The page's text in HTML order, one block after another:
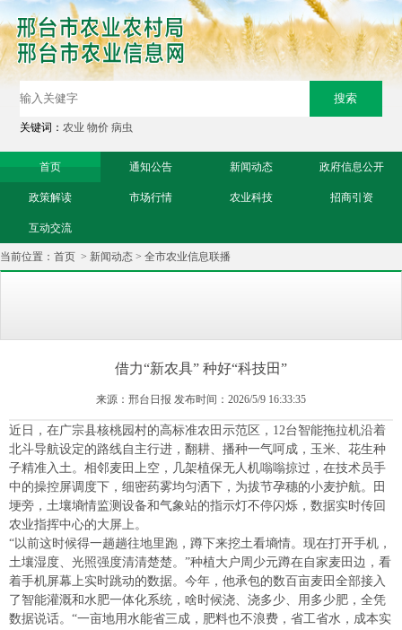
关键词：农业 物价 病虫
首页 通知公告 新闻动态 政府信息公开
政策解读 市场行情 农业科技 招商引资
互动交流
当前位置： 首页 > 新闻动态 > 全市农业信息联播
借力“新农具” 种好“科技田”
来源：邢台日报 发布时间：2026/5/9 16:33:35
近日，在广宗县核桃园村的高标准农田示范区，12台智能拖拉机沿着
北斗导航设定的路线自主行进，翻耕、播种一气呵成，玉米、花生种
子精准入土。相邻麦田上空，几架植保无人机嗡嗡掠过，在技术员手
中的操控屏调度下，细密药雾均匀洒下，为拔节孕穗的小麦护航。田
埂旁，土壤墒情监测设备和气象站的指示灯不停闪烁，数据实时传回
农业指挥中心的大屏上。
“以前这时候得一趟趟往地里跑，蹲下来挖土看墒情。现在打开手机，
土壤湿度、光照强度清清楚楚。”种植大户周少元蹲在自家麦田边，看
着手机屏幕上实时跳动的数据。今年，他承包的数百亩麦田全部接入
了智能灌溉和水肥一体化系统，啥时候浇、浇多少、用多少肥，全凭
数据说话。“一亩地用水能省三成，肥料也不浪费，省工省水，成本实